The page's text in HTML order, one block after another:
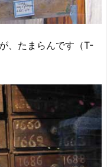
、たまらんです（T-